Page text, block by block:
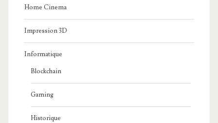
Home Cinema
Impression 3D
Informatique
Blockchain
Gaming
Historique